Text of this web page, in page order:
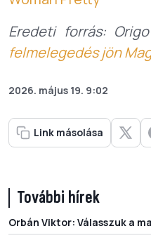
Eredeti forrás:
felmelegedés jön
2026. május 19. 9:02
Link másolása
További hírek
Orbán Viktor: Válasszuk a